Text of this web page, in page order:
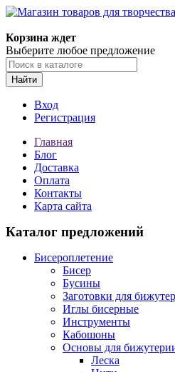
Корзина ждет
Выберите любое предложение
Найти
Вход
Регистрация
Главная
Блог
Доставка
Оплата
Контакты
Карта сайта
Каталог предложений
Бисероплетение
Бисер
Бусины
Заготовки для
Иглы бисерные
Инструменты
Кабошоны
Основы для
Леска